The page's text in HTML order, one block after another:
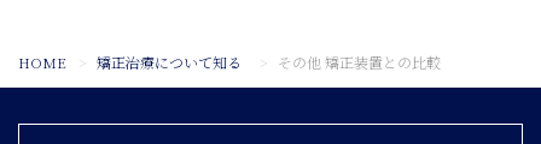
HOME 矯正治療について知る その他 矯正装置との比較